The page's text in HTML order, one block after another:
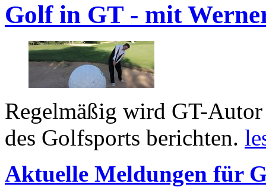
Golf in GT - mit
Regelmäßig wird GT-
des Golfsports berichten.
Aktuelle Meldungen für